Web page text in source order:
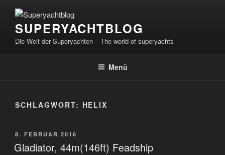
Inhalt
springenSUPERYACHTBLOG
Die Welt der Superyachten – The world of superyachts
Menü
SCHLAGWORT: HELIX
VERÖFFENTLICHT
AM
8. FEBRUAR 2016
Gladiator, 44m(146ft) Feadship